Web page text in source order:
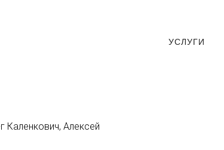
УСЛУГИ
Каленкович, Алексей